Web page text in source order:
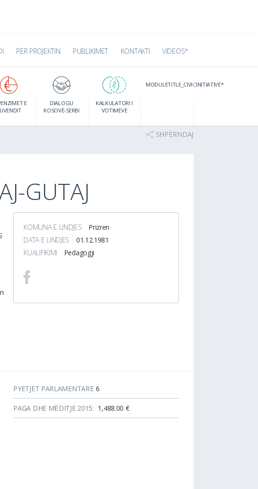
PËR PROJEKTIN PUBLIKIMET KONTAKTI VIDEOS*
E
DIALOGU
KOSOVË-SERBI
KALKULATORI I
VOTIMEVE
MODULETITLE_CIVICINITIATIVE*
SHPËRNDAJ
GUTAJ
KOMUNA E LINDJES
Prizren
DATA E LINDJES
01.12.1981
KUALIFIKIMI
Pedagogji
PYETJET PARLAMENTARE 6
PAGA DHE MËDITJE 2015: 1,488.00 €